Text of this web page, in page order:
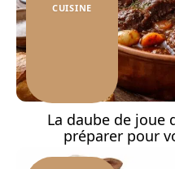
CUISINE
La daube de joue
préparer pour